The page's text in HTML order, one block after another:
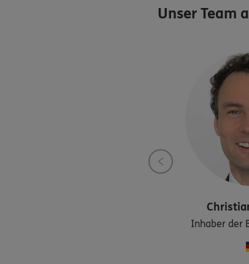
Unser Team
Inhaber der